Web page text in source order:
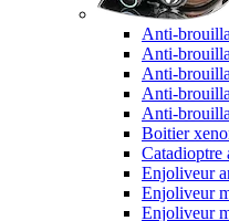
Anti-
Anti-
Anti-
Anti-
Anti-
Boitier
Catadioptre
Enjoliveur
Enjoliveur
Enjoliveur